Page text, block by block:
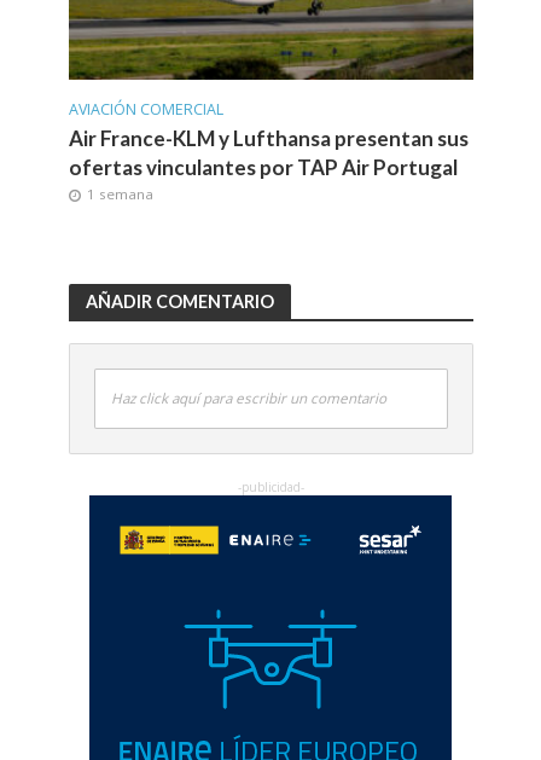
AVIACIÓN COMERCIAL
Air France-KLM y Lufthansa presentan sus
ofertas vinculantes por TAP Air Portugal
1 semana
AÑADIR COMENTARIO
Haz click aquí para escribir un comentario